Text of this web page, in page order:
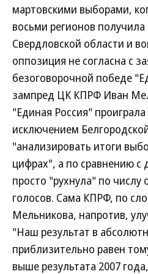
мартовскими выборами,
восьми регионов получила
Свердловской области и
оппозиция не согласна с
безоговорочной победе
зампред ЦК КПРФ Иван
"Единая Россия"
исключением
"анализировать итоги
цифрах", а по сравнению
просто "рухнула" по числу
голосов. Сама КПРФ, по
Мельникова, напротив,
"Наш результат в
приблизительно равен
выше результата 2007